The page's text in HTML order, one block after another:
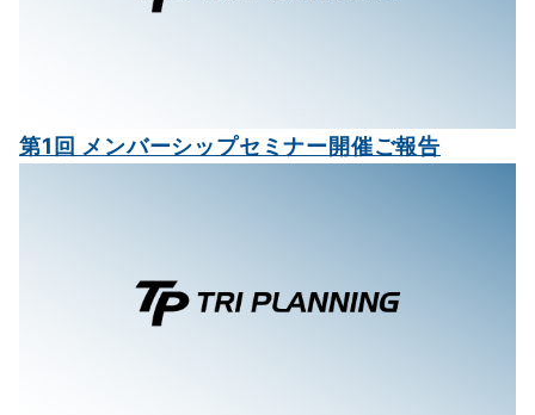
第1回 メンバーシップセミナー開催ご報告